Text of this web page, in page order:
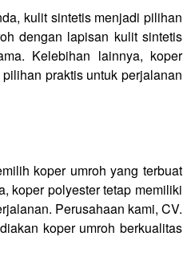
kulit sintetis menjadi pilihan
dengan lapisan kulit sintetis
Kelebihan lainnya, koper
praktis untuk perjalanan
koper umroh yang terbuat
koper polyester tetap memiliki
Perusahaan kami, CV.
koper umroh berkualitas